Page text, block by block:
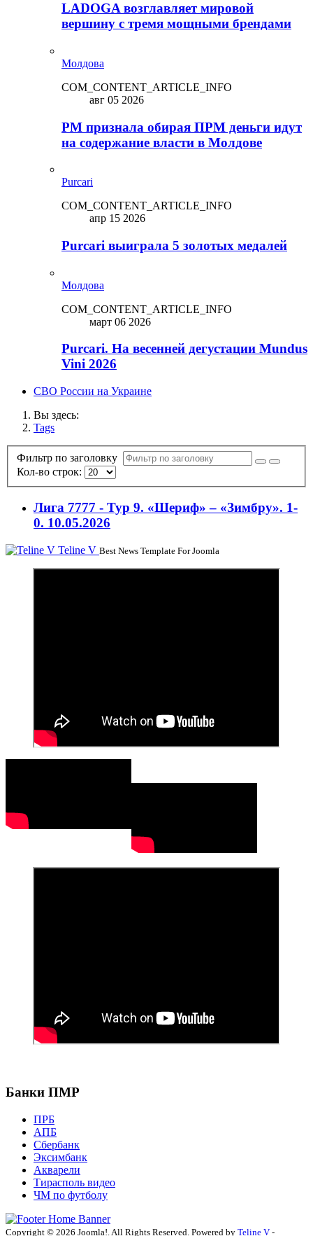
LADOGA возглавляет мировой
вершину с тремя мощными брендами
Молдова
COM_CONTENT_ARTICLE_INFO
авг 05 2026
PM признала обирая ПРМ деньги идут
на содержание власти в Молдове
Purcari
COM_CONTENT_ARTICLE_INFO
апр 15 2026
Purcari выиграла 5 золотых медалей
Молдова
COM_CONTENT_ARTICLE_INFO
март 06 2026
Purcari. На весенней дегустации Mundus
Vini 2026
СВО России на Украине
Вы здесь:
Tags
Фильтр по заголовку
Кол-во строк:
Лига 7777 - Тур 9. «Шериф» – «Зимбру». 1-
0. 10.05.2026
Teline V Best News Template For Joomla
Банки ПМР
ПРБ
АПБ
Сбербанк
Эксимбанк
Акварели
Тирасполь видео
ЧМ по футболу
Copyright © 2026 Joomla!. All Rights Reserved. Powered by Teline V -